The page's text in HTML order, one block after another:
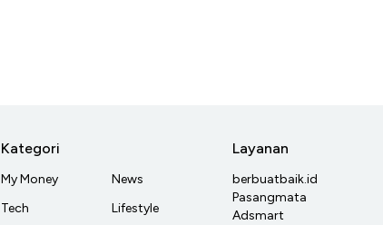
Kategori
My Money
Tech
News
Lifestyle
Layanan
berbuatbaik.id
Pasangmata
Adsmart